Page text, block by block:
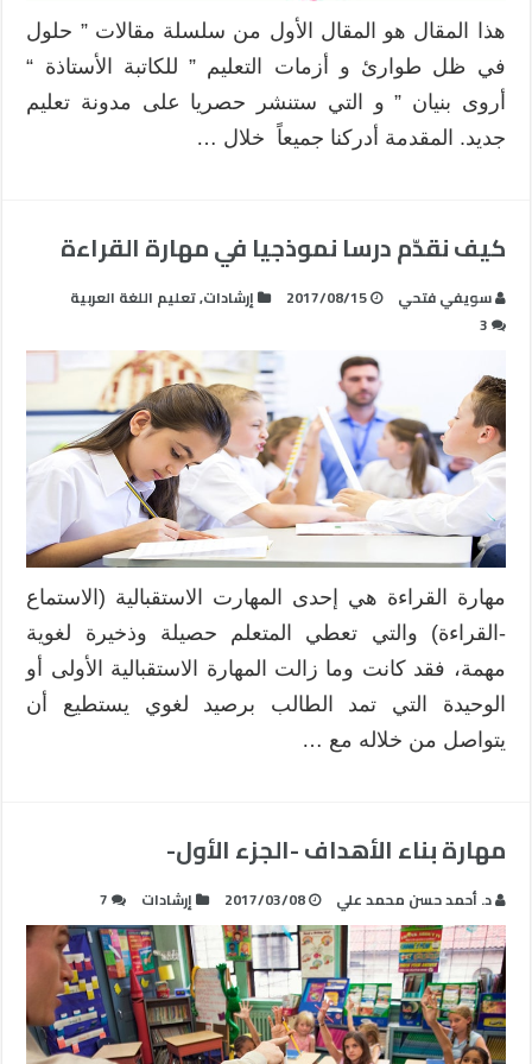
هذا المقال هو المقال الأول من سلسلة مقالات ” حلول
في ظل طوارئ و أزمات التعليم ” للكاتبة الأستاذة “
أروى بنيان ” و التي ستنشر حصريا على مدونة تعليم
جديد. المقدمة أدركنا جميعاً خلال …
كيف نقدّم درسا نموذجيا في مهارة القراءة
سويفي فتحي‎ 2017/08/15 إرشادات,تعليم اللغة العربية
3
مهارة القراءة هي إحدى المهارت الاستقبالية (الاستماع
-القراءة) والتي تعطي المتعلم حصيلة وذخيرة لغوية
مهمة، فقد كانت وما زالت المهارة الاستقبالية الأولى أو
الوحيدة التي تمد الطالب برصيد لغوي يستطيع أن
يتواصل من خلاله مع …
مهارة بناء الأهداف -الجزء الأول-
د. أحمد حسن محمد علي 2017/03/08 إرشادات 7